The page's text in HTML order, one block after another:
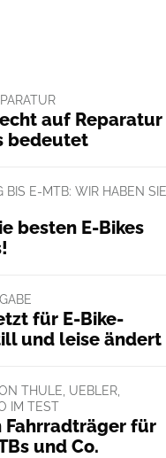
auf Reparatur
bedeutet
BIS E-MTB: WIR HABEN SIE
besten E-Bikes
für E-Bike-
und leise ändert
THULE, UEBLER,
IM TEST
Fahrradträger für
und Co.